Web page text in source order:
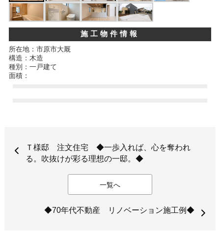
施工物件情報
所在地：市原市大厩
構造：木造
種別：一戸建て
面積：
Ｔ様邸 注文住宅 ◆一歩入れば、心を奪われ
る。吹抜けが彩る理想の一邸。◆
一覧へ
◆70年代不動産 リノベーション施工例◆